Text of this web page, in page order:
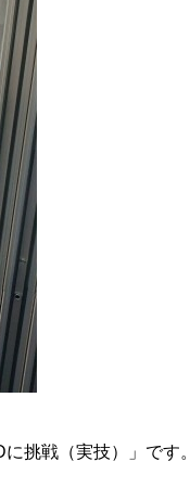
挑戦（実技）」です。